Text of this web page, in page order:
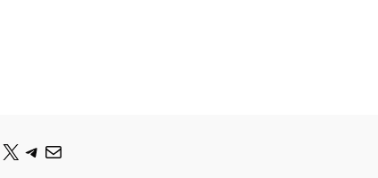
X Telegram
Correo electrónico